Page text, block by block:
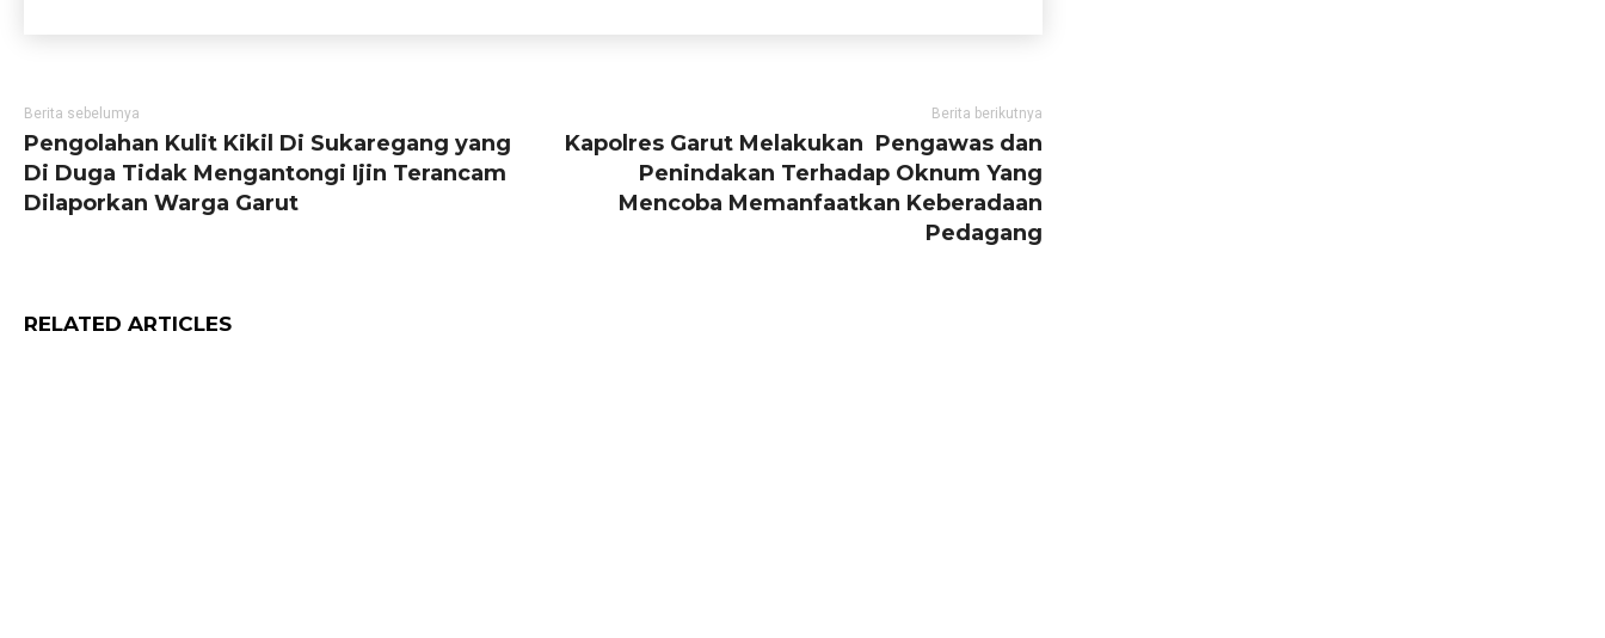
Berita sebelumya
Pengolahan Kulit Kikil Di Sukaregang yang
Di Duga Tidak Mengantongi Ijin Terancam
Dilaporkan Warga Garut
Berita berikutnya
Kapolres Garut Melakukan Pengawas dan
Penindakan Terhadap Oknum Yang
Mencoba Memanfaatkan Keberadaan
Pedagang
RELATED ARTICLES